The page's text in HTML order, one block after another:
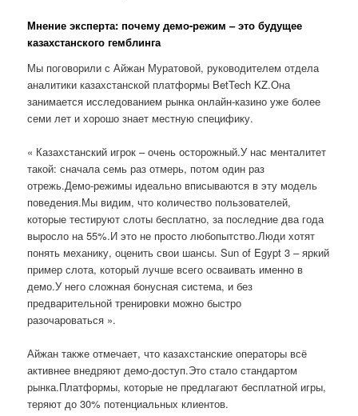
Мнение эксперта: почему демо-режим – это будущее
казахстанского гемблинга
Мы поговорили с Айжан Муратовой, руководителем отдела
аналитики казахстанской платформы BetTech KZ.Она
занимается исследованием рынка онлайн-казино уже более
семи лет и хорошо знает местную специфику.
« Казахстанский игрок – очень осторожный.У нас менталитет
такой: сначала семь раз отмерь, потом один раз
отрежь.Демо-режимы идеально вписываются в эту модель
поведения.Мы видим, что количество пользователей,
которые тестируют слоты бесплатно, за последние два года
выросло на 55%.И это не просто любопытство.Люди хотят
понять механику, оценить свои шансы. Sun of Egypt 3 – яркий
пример слота, который лучше всего осваивать именно в
демо.У него сложная бонусная система, и без
предварительной тренировки можно быстро
разочароваться ».
Айжан также отмечает, что казахстанские операторы всё
активнее внедряют демо-доступ.Это стало стандартом
рынка.Платформы, которые не предлагают бесплатной игры,
теряют до 30% потенциальных клиентов.